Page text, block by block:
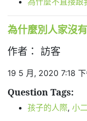
為什麼別人家沒
作者： 訪客
19 5 月, 2020 7:18
Question Tags:
孩子的人際, 小